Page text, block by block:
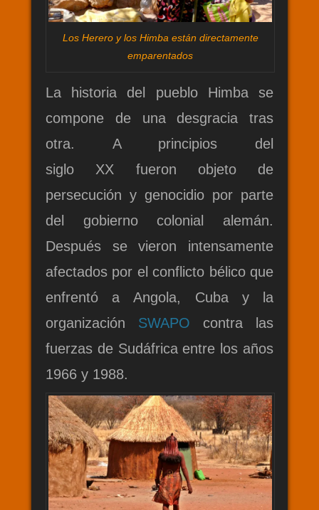
Los Herero y los Himba están directamente
emparentados
La historia del pueblo Himba se
compone de una desgracia tras
otra. A principios del
siglo XX fueron objeto de
persecución y genocidio por parte
del gobierno colonial alemán.
Después se vieron intensamente
afectados por el conflicto bélico que
enfrentó a Angola, Cuba y la
organización SWAPO contra las
fuerzas de Sudáfrica entre los años
1966 y 1988.